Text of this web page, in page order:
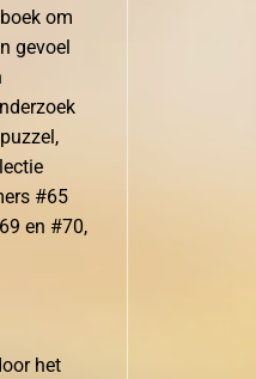
om
gevoel
#65
en #70,
het